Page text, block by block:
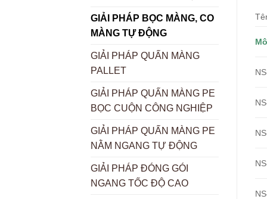
GIẢI PHÁP BỌC MÀNG, CO
MÀNG TỰ ĐỘNG
GIẢI PHÁP QUẤN MÀNG
PALLET
GIẢI PHÁP QUẤN MÀNG PE
BỌC CUỘN CÔNG NGHIỆP
GIẢI PHÁP QUẤN MÀNG PE
NẰM NGANG TỰ ĐỘNG
GIẢI PHÁP ĐÓNG GÓI
NGANG TỐC ĐỘ CAO